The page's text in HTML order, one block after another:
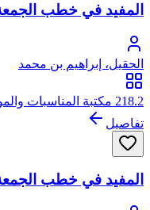
المفيد في خطب
الحقيل، إبراهيم بن محمد
218.2 مكتبة المناسبات والمواسم والأعياد
تفاصيل
المفيد في خطب الجمعة